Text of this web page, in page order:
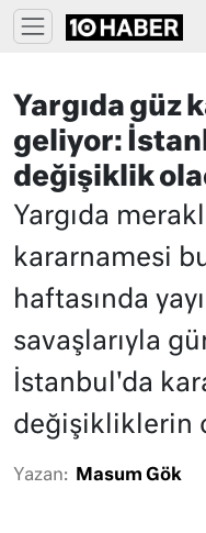
Yargıda güz
geliyor:
değişiklik
Yargıda
kararnamesi
haftasında
savaşlarıyla
İstanbul'da
değişikliklerin
Yazan: Masum Gök